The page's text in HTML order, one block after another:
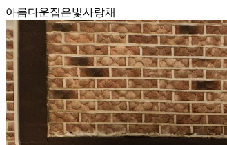
아름다운집은빛사랑채